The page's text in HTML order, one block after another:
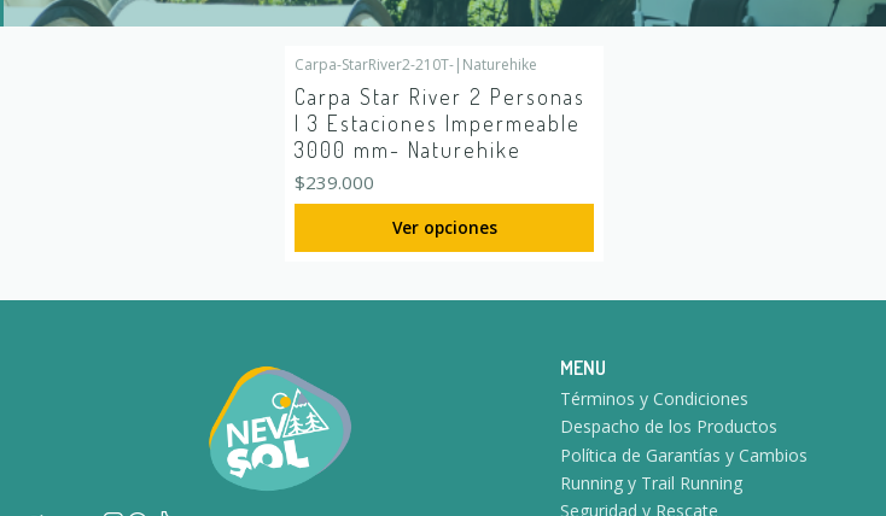
Carpa-StarRiver2-210T-| Naturehike
Carpa Star River 2 Personas
| 3 Estaciones Impermeable
3000 mm- Naturehike
$239.000
Ver opciones
MENU
Términos y Condiciones
Despacho de los Productos
Política de Garantías y Cambios
Running y Trail Running
Seguridad y Rescate